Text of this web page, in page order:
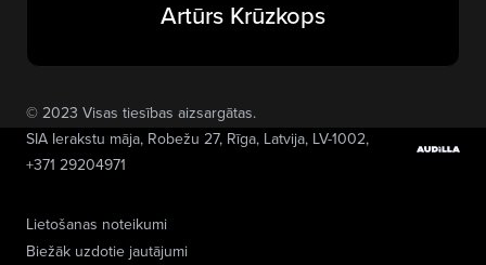
Artūrs Krūzkops
Lietošanas noteikumi
Biežāk uzdotie jautājumi
© 2023 Visas tiesības aizsargātas.
SIA Ierakstu māja, Robežu 27, Rīga, Latvija, LV-1002,
+371 29204971